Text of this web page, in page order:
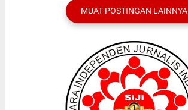
MUAT POSTINGAN LAINNYA